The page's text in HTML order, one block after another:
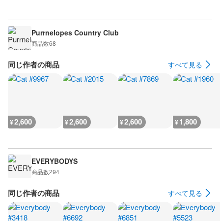
Purrnelopes Country Club
商品数68
同じ作者の商品 すべて見る
¥2,600 ¥2,600 ¥2,600 ¥1,800
EVERYBODYS
商品数294
同じ作者の商品 すべて見る